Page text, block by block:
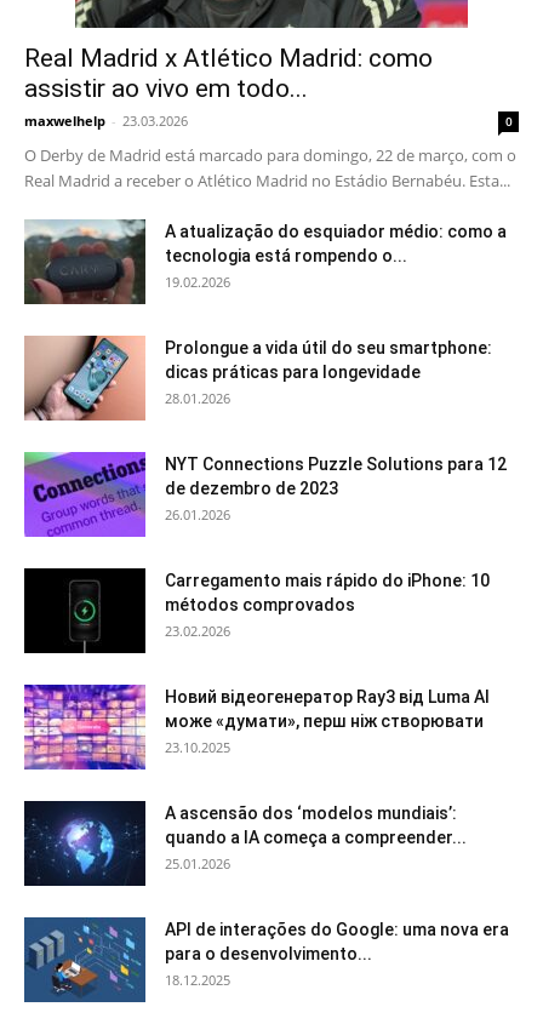
Real Madrid x Atlético Madrid: como
assistir ao vivo em todo...
maxwelhelp - 23.03.2026 0
O Derby de Madrid está marcado para domingo, 22 de março, com o
Real Madrid a receber o Atlético Madrid no Estádio Bernabéu. Esta...
A atualização do esquiador médio: como a
tecnologia está rompendo o...
19.02.2026
Prolongue a vida útil do seu smartphone:
dicas práticas para longevidade
28.01.2026
NYT Connections Puzzle Solutions para 12
de dezembro de 2023
26.01.2026
Carregamento mais rápido do iPhone: 10
métodos comprovados
23.02.2026
Новий відеогенератор Ray3 від Luma AI
може «думати», перш ніж створювати
23.10.2025
A ascensão dos ‘modelos mundiais’:
quando a IA começa a compreender...
25.01.2026
API de interações do Google: uma nova era
para o desenvolvimento...
18.12.2025